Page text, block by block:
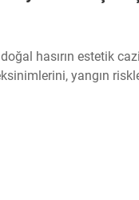
hasırın estetik
yangın